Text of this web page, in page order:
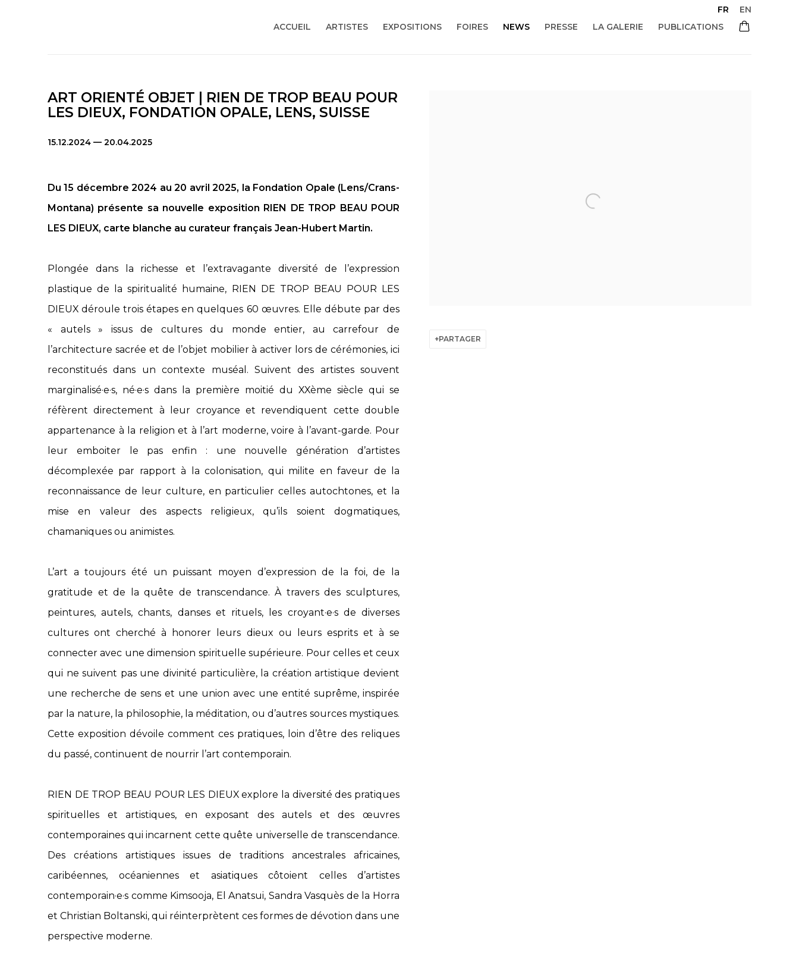
ACCUEIL ARTISTES EXPOSITIONS FOIRES NEWS PRESSE LA GALERIE PUBLICATIONS
FR EN
ART ORIENTÉ OBJET | RIEN DE TROP BEAU POUR
LES DIEUX, FONDATION OPALE, LENS, SUISSE
15.12.2024 — 20.04.2025
PARTAGER
Du 15 décembre 2024 au 20 avril 2025, la Fondation Opale (Lens/Crans-
Montana) présente sa nouvelle exposition RIEN DE TROP BEAU POUR
LES DIEUX, carte blanche au curateur français Jean-Hubert Martin.
Plongée dans la richesse et l’extravagante diversité de l’expression
plastique de la spiritualité humaine, RIEN DE TROP BEAU POUR LES
DIEUX déroule trois étapes en quelques 60 œuvres. Elle débute par des
« autels » issus de cultures du monde entier, au carrefour de
l’architecture sacrée et de l’objet mobilier à activer lors de cérémonies, ici
reconstitués dans un contexte muséal. Suivent des artistes souvent
marginalisé·e·s, né·e·s dans la première moitié du XXème siècle qui se
réfèrent directement à leur croyance et revendiquent cette double
appartenance à la religion et à l’art moderne, voire à l’avant-garde. Pour
leur emboiter le pas enfin : une nouvelle génération d’artistes
décomplexée par rapport à la colonisation, qui milite en faveur de la
reconnaissance de leur culture, en particulier celles autochtones, et la
mise en valeur des aspects religieux, qu’ils soient dogmatiques,
chamaniques ou animistes.
L’art a toujours été un puissant moyen d’expression de la foi, de la
gratitude et de la quête de transcendance. À travers des sculptures,
peintures, autels, chants, danses et rituels, les croyant·e·s de diverses
cultures ont cherché à honorer leurs dieux ou leurs esprits et à se
connecter avec une dimension spirituelle supérieure. Pour celles et ceux
qui ne suivent pas une divinité particulière, la création artistique devient
une recherche de sens et une union avec une entité suprême, inspirée
par la nature, la philosophie, la méditation, ou d’autres sources mystiques.
Cette exposition dévoile comment ces pratiques, loin d’être des reliques
du passé, continuent de nourrir l’art contemporain.
RIEN DE TROP BEAU POUR LES DIEUX explore la diversité des pratiques
spirituelles et artistiques, en exposant des autels et des œuvres
contemporaines qui incarnent cette quête universelle de transcendance.
Des créations artistiques issues de traditions ancestrales africaines,
caribéennes, océaniennes et asiatiques côtoient celles d’artistes
contemporain·e·s comme Kimsooja, El Anatsui, Sandra Vasquès de la Horra
et Christian Boltanski, qui réinterprètent ces formes de dévotion dans une
perspective moderne.